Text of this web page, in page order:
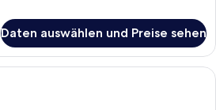
Daten auswählen und Preise sehen